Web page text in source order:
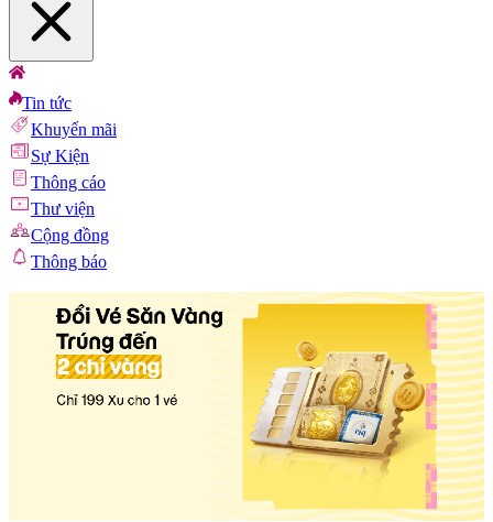
Tin tức
Khuyến mãi
Sự Kiện
Thông cáo
Thư viện
Cộng đồng
Thông báo